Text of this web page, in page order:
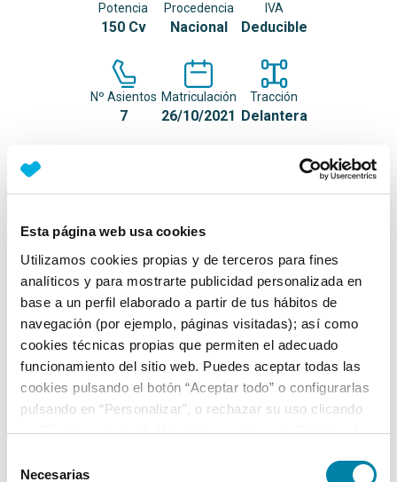
Esta página web usa cookies
Utilizamos cookies propias y de terceros para fines
analíticos y para mostrarte publicidad personalizada en
base a un perfil elaborado a partir de tus hábitos de
navegación (por ejemplo, páginas visitadas); así como
cookies técnicas propias que permiten el adecuado
funcionamiento del sitio web. Puedes aceptar todas las
cookies pulsando el botón “Aceptar todo” o configurarlas
pulsando en “Personalizar”, o rechazar su uso clicando
en “Rechazar todas”. Más información en laPolítica de
Necesarias
Potencia
150 Cv
Procedencia
Nacional
IVA
Deducible
Nº Asientos
7
Matriculación
26/10/2021
Tracción
Delantera
Detalles destacados
Faros LED High Performance
Luz diurna LED
Piso de carga ajustable en altura y extraíble
+ Ver todos
Ficha técnica